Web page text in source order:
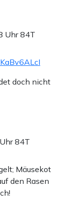
Uhr84T
doch nicht
84T
Mäusekot
den Rasen